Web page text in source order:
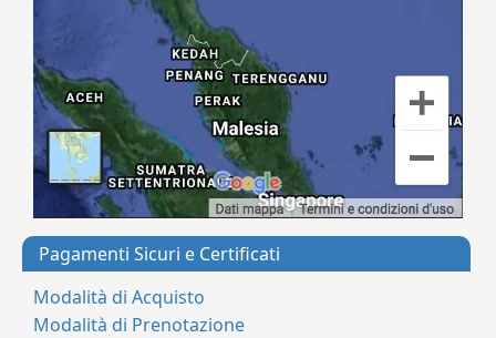
Pagamenti Sicuri e Certificati
Modalità di Acquisto
Modalità di Prenotazione